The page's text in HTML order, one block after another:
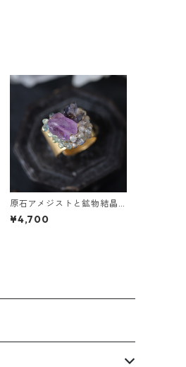
原石アメジストと鉱物結晶
の真鍮幅広イヤーカフ
¥4,700